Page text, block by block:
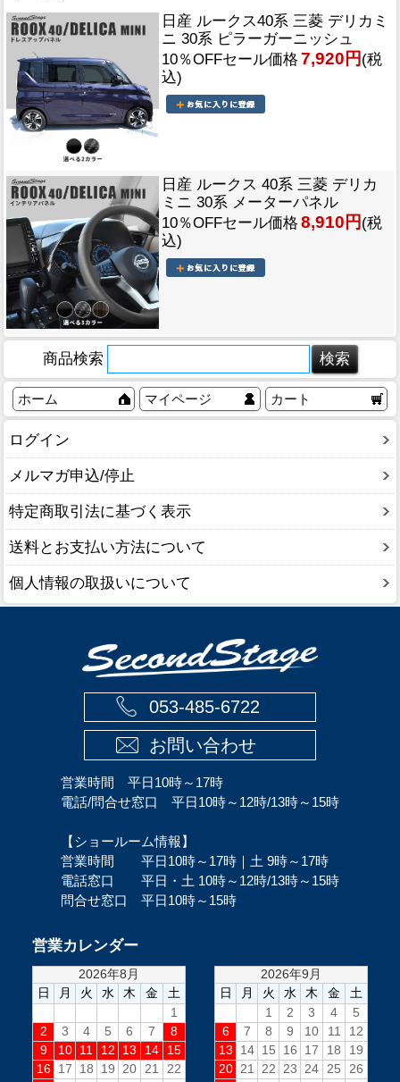
日産 ルークス40系 三菱 デリカミ
ニ 30系 ピラーガーニッシュ
10％OFFセール価格 7,920円 (税
込)
日産 ルークス 40系 三菱 デリカ
ミニ 30系 メーターパネル
10％OFFセール価格 8,910円 (税
込)
商品検索
ホーム マイページ カート
ログイン
メルマガ申込/停止
特定商取引法に基づく表示
送料とお支払い方法について
個人情報の取扱いについて
053-485-6722
お問い合わせ
営業時間 平日10時～17時
電話/問合せ窓口 平日10時～12時/13時～15時
【ショールーム情報】
営業時間 平日10時～17時｜土 9時～17時
電話窓口 平日・土 10時～12時/13時～15時
問合せ窓口 平日10時～15時
営業カレンダー